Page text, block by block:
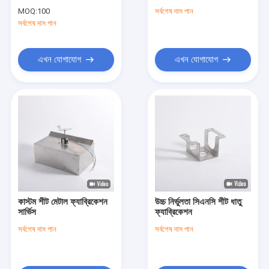
MOQ:100
সর্বশেষ দাম পান
এখন যোগাযোগ
সর্বশেষ দাম পান
এখন যোগাযোগ
কাস্টম শীট মেটাল ফ্যাব্রিকেশন
সার্ভিস
সর্বশেষ দাম পান
উচ্চ নির্ভুলতা সিএনসি শীট ধাতু
ফ্যাব্রিকেশন
সর্বশেষ দাম পান